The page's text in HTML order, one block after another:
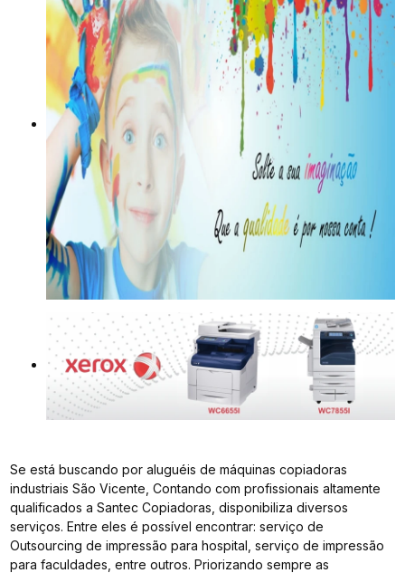
Se está buscando por aluguéis de máquinas copiadoras
industriais São Vicente, Contando com profissionais altamente
qualificados a Santec Copiadoras, disponibiliza diversos
serviços. Entre eles é possível encontrar: serviço de
Outsourcing de impressão para hospital, serviço de impressão
para faculdades, entre outros. Priorizando sempre as